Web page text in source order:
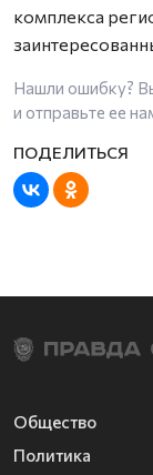
комплекса
Нашли ошибку?
и отправьте ее
Общество
Политика